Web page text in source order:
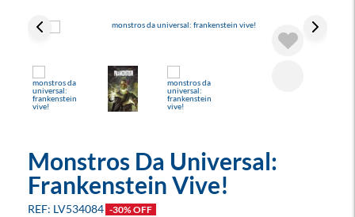
Monstros Da Universal:
Frankenstein Vive!
LV534084 -30% OFF